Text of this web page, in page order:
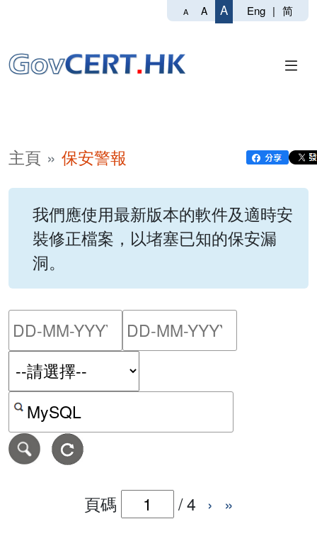
A A A Eng | 简
主頁 保安警報
我們應使用最新版本的軟件及適時安
裝修正檔案，以堵塞已知的保安漏
洞。
請輸入搜尋日期範圍的開
按關鍵字或 CVE ID 搜尋保安警報
頁碼 /4 › »